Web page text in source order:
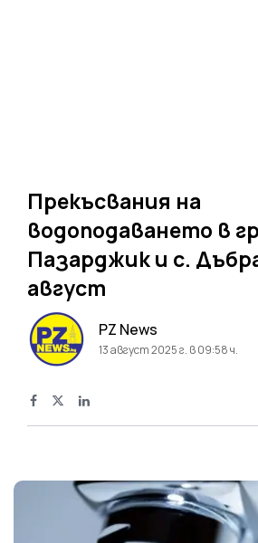
Прекъсвания на
водоподаването в
Пазарджик и с.
август
PZ News
13 август 2025 г. в 09:58 ч.